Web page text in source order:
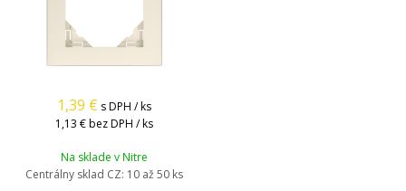
1,39 € s DPH / ks
1,13 € bez DPH / ks
Na sklade v Nitre
Centrálny sklad CZ: 10 až 50 ks